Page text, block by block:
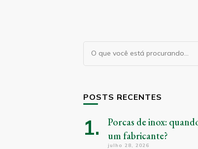
Procurando
algo?
POSTS RECENTES
Porcas de inox:
um fabricante?
julho 28, 2026